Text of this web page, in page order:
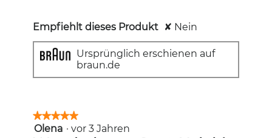
Empfiehlt dieses Produkt ✘ Nein
Ursprünglich erschienen auf
braun.de
★★★★★
★★★★★
5
Olena · vor 3 Jahren